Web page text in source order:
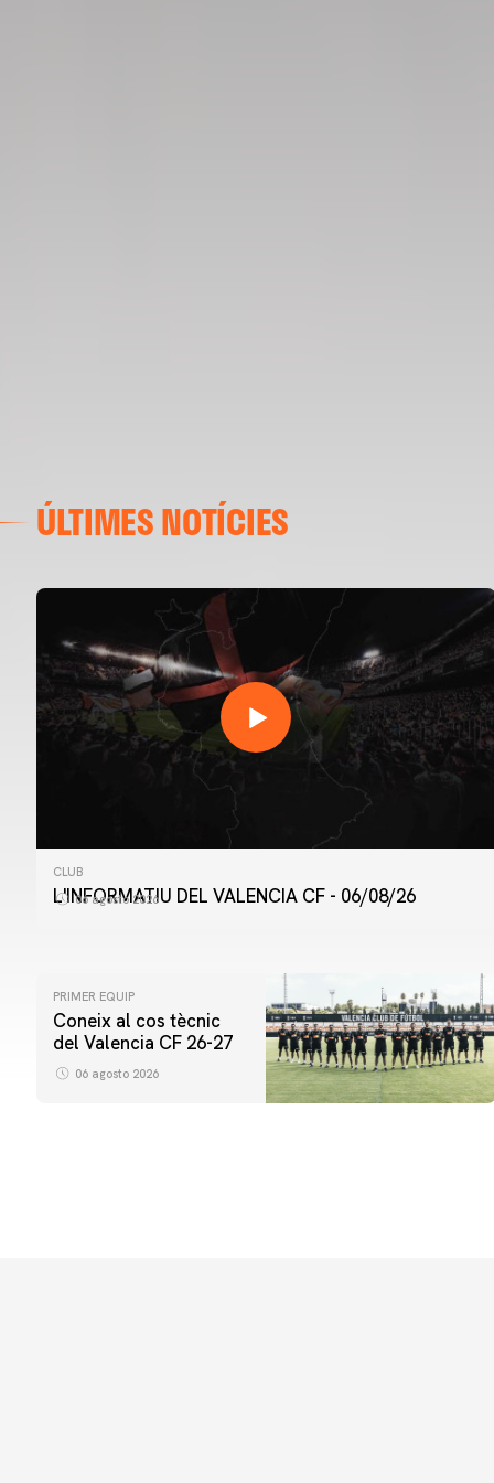
ÚLTIMES NOTÍCIES
CLUB
L'INFORMATIU DEL VALENCIA CF - 06/08/26
06 agosto 2026
PRIMER EQUIP
Coneix al cos tècnic
del Valencia CF 26-27
06 agosto 2026